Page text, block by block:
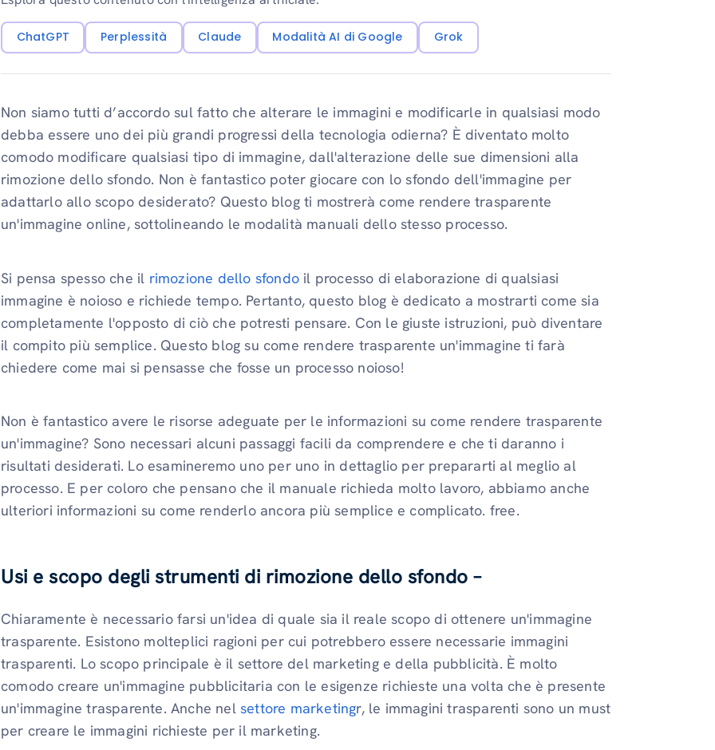
ChatGPT Perplessità Claude Modalità AI di Google Grok
Non siamo tutti d’accordo sul fatto che alterare le immagini e modificarle in qualsiasi modo
debba essere uno dei più grandi progressi della tecnologia odierna? È diventato molto
comodo modificare qualsiasi tipo di immagine, dall'alterazione delle sue dimensioni alla
rimozione dello sfondo. Non è fantastico poter giocare con lo sfondo dell'immagine per
adattarlo allo scopo desiderato? Questo blog ti mostrerà come rendere trasparente
un'immagine online, sottolineando le modalità manuali dello stesso processo.
Si pensa spesso che il rimozione dello sfondo il processo di elaborazione di qualsiasi
immagine è noioso e richiede tempo. Pertanto, questo blog è dedicato a mostrarti come sia
completamente l'opposto di ciò che potresti pensare. Con le giuste istruzioni, può diventare
il compito più semplice. Questo blog su come rendere trasparente un'immagine ti farà
chiedere come mai si pensasse che fosse un processo noioso!
Non è fantastico avere le risorse adeguate per le informazioni su come rendere trasparente
un'immagine? Sono necessari alcuni passaggi facili da comprendere e che ti daranno i
risultati desiderati. Lo esamineremo uno per uno in dettaglio per prepararti al meglio al
processo. E per coloro che pensano che il manuale richieda molto lavoro, abbiamo anche
ulteriori informazioni su come renderlo ancora più semplice e complicato. free.
Usi e scopo degli strumenti di rimozione dello sfondo –
Chiaramente è necessario farsi un'idea di quale sia il reale scopo di ottenere un'immagine
trasparente. Esistono molteplici ragioni per cui potrebbero essere necessarie immagini
trasparenti. Lo scopo principale è il settore del marketing e della pubblicità. È molto
comodo creare un'immagine pubblicitaria con le esigenze richieste una volta che è presente
un'immagine trasparente. Anche nelsettore marketingr, le immagini trasparenti sono un must
per creare le immagini richieste per il marketing.